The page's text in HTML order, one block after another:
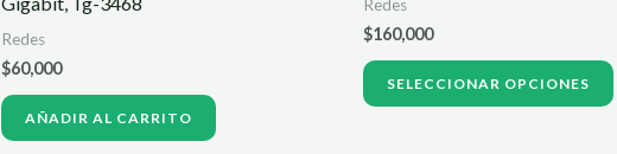
Redes
$60,000
AÑADIR AL CARRITO
Redes
$160,000
SELECCIONAR OPCIONES